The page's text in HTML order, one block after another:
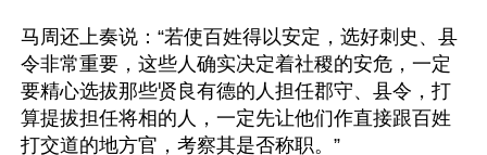
马周还上奏说：“若使百姓得以安定，选好刺史、县
令非常重要，这些人确实决定着社稷的安危，一定
要精心选拔那些贤良有德的人担任郡守、县令，打
算提拔担任将相的人，一定先让他们作直接跟百姓
打交道的地方官，考察其是否称职。”